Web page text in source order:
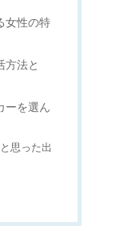
女性の特
方法と
ーを選ん
思った出